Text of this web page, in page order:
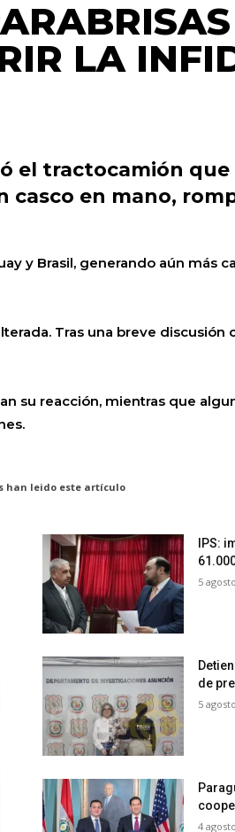
LA
el tractocamión
en mano,
y Brasil, generando aún más
Tras una breve discusión
su reacción, mientras que
han leido este artículo
IPS:
5
de
5
4